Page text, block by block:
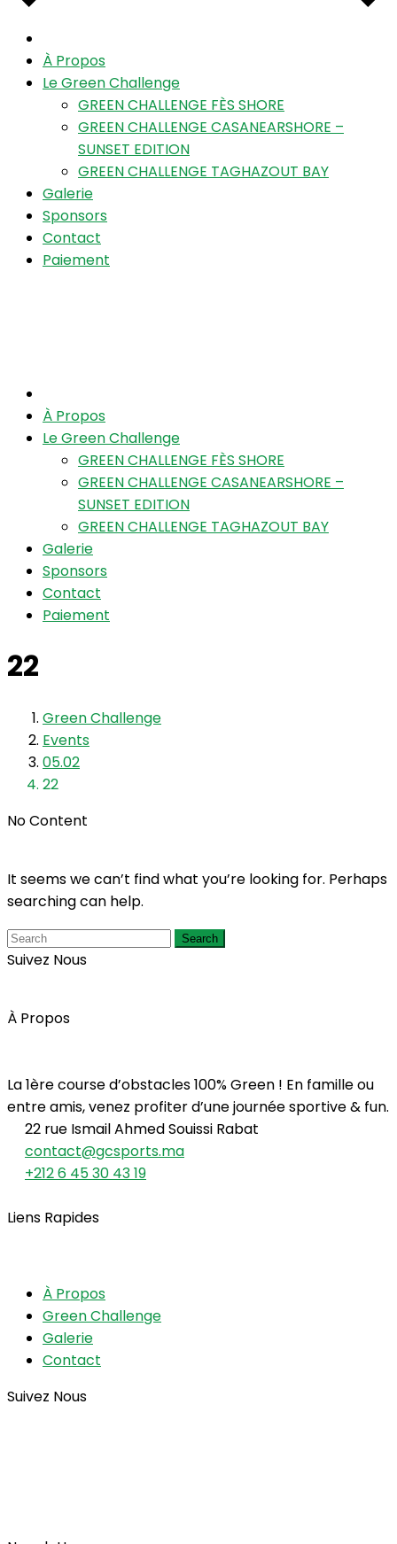
À Propos
Le Green Challenge
GREEN CHALLENGE FÈS SHORE
GREEN CHALLENGE CASANEARSHORE –
SUNSET EDITION
GREEN CHALLENGE TAGHAZOUT BAY
Galerie
Sponsors
Contact
Paiement
À Propos
Le Green Challenge
GREEN CHALLENGE FÈS SHORE
GREEN CHALLENGE CASANEARSHORE –
SUNSET EDITION
GREEN CHALLENGE TAGHAZOUT BAY
Galerie
Sponsors
Contact
Paiement
22
Green Challenge
Events
05.02
22
No Content
It seems we can’t find what you’re looking for. Perhaps
searching can help.
Search
Suivez Nous
À Propos
La 1ère course d’obstacles 100% Green ! En famille ou
entre amis, venez profiter d’une journée sportive & fun.
22 rue Ismail Ahmed Souissi Rabat
contact@gcsports.ma
+212 6 45 30 43 19
Liens Rapides
À Propos
Green Challenge
Galerie
Contact
Suivez Nous